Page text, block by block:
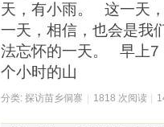
天，有小雨。 这一天
一天，相信，也会是我
法忘怀的一天。 早上7
个小时的山
分类: 探访苗乡侗寨 1818 次阅读